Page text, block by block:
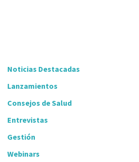
Noticias Destacadas
Lanzamientos
Consejos de Salud
Entrevistas
Gestión
Webinars